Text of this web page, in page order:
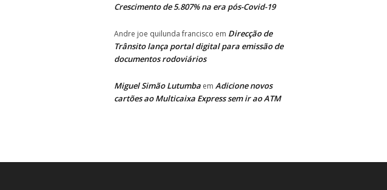
Crescimento de 5.807% na era pós-Covid-19
Andre joe quilunda francisco em Direcção de
Trânsito lança portal digital para emissão de
documentos rodoviários
Miguel Simão Lutumba em Adicione novos
cartões ao Multicaixa Express sem ir ao ATM